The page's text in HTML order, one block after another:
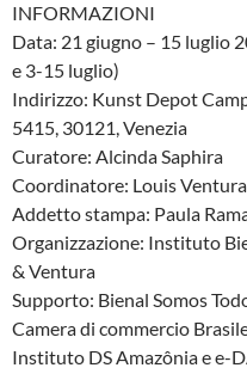
INFORMAZIONI
Data: 21 giugno – 15 luglio
e 3-15 luglio)
Indirizzo: Kunst Depot
5415, 30121, Venezia
Curatore: Alcinda Saphira
Coordinatore: Louis
Addetto stampa: Paula
Organizzazione: Instituto
& Ventura
Supporto: Bienal Somos
Camera di commercio
Instituto DS Amazônia e e-